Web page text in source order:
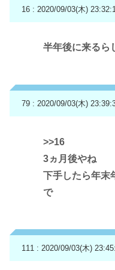
16 : 2020/09/03(木)
半年後に来るら
79 : 2020/09/03(木)
>>16
3ヵ月後やね
下手したら年末
で
111 : 2020/09/03(木)